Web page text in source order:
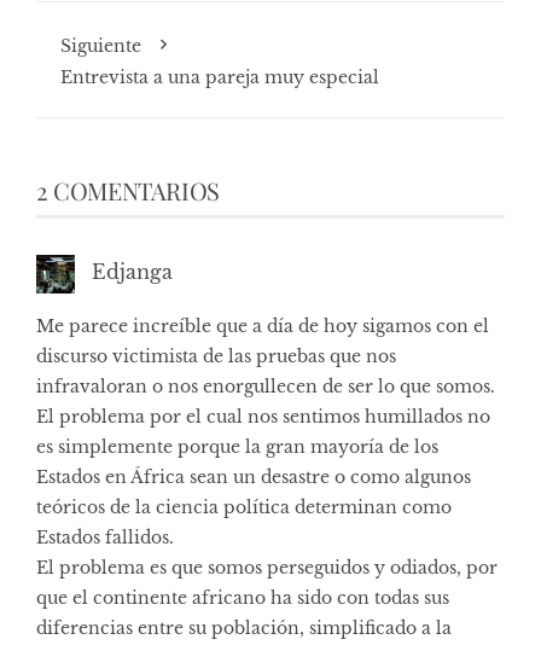
Siguiente
Entrevista a una pareja muy especial
2 COMENTARIOS
Edjanga
Me parece increíble que a día de hoy sigamos con el
discurso victimista de las pruebas que nos
infravaloran o nos enorgullecen de ser lo que somos.
El problema por el cual nos sentimos humillados no
es simplemente porque la gran mayoría de los
Estados en África sean un desastre o como algunos
teóricos de la ciencia política determinan como
Estados fallidos.
El problema es que somos perseguidos y odiados, por
que el continente africano ha sido con todas sus
diferencias entre su población, simplificado a la